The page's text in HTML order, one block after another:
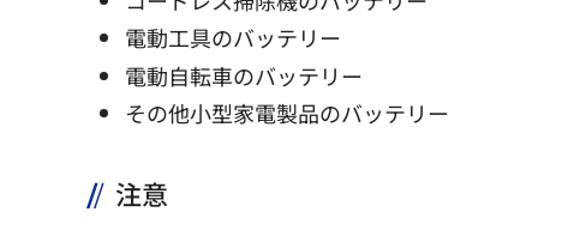
電動工具のバッテリー
電動自転車のバッテリー
その他小型家電製品のバッテリー
注意